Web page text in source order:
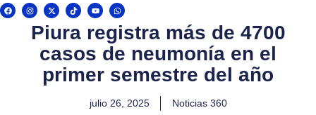
F
a
c
I
n
s
X
-
t
w
i
t
e
T
i
k
t
o
Y
o
u
t
u
e
W
h
a
t
a
p
p
Piura registra más de 4700
casos de neumonía en el
primer semestre del año
julio 26, 2025 Noticias 360